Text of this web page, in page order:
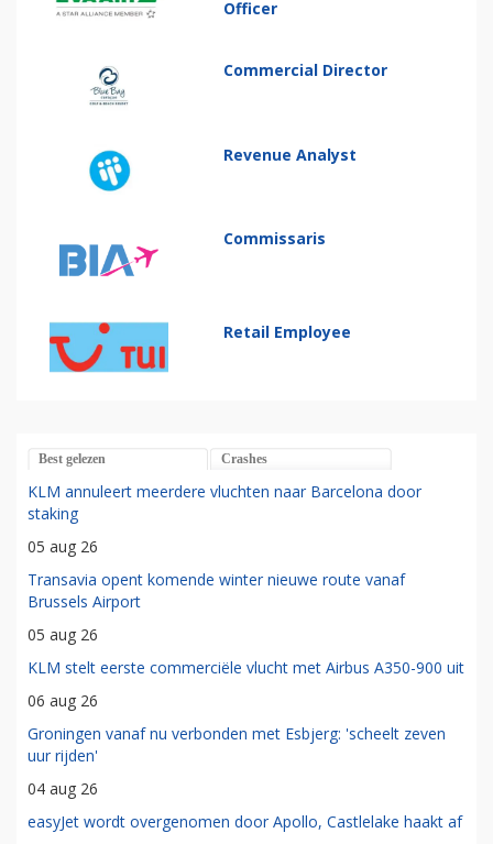
Officer
Commercial Director
Revenue Analyst
Commissaris
Retail Employee
Best gelezen Crashes
KLM annuleert meerdere vluchten naar Barcelona door
staking
05 aug 26
Transavia opent komende winter nieuwe route vanaf
Brussels Airport
05 aug 26
KLM stelt eerste commerciële vlucht met Airbus A350-900 uit
06 aug 26
Groningen vanaf nu verbonden met Esbjerg: 'scheelt zeven
uur rijden'
04 aug 26
easyJet wordt overgenomen door Apollo, Castlelake haakt af